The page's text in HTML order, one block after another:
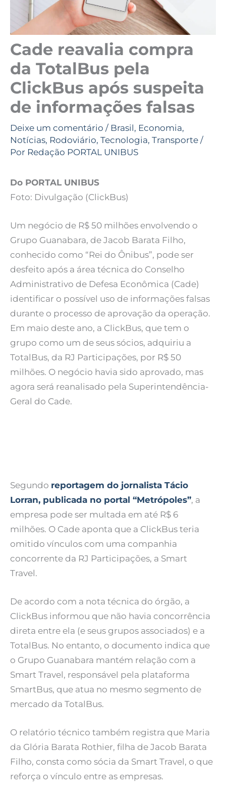
Cade reavalia compra
da TotalBus pela
ClickBus após suspeita
de informações falsas
Deixe um comentário / Brasil, Economia,
Notícias, Rodoviário, Tecnologia, Transporte /
Por Redação PORTAL UNIBUS
Do PORTAL UNIBUS
Foto: Divulgação (ClickBus)
Um negócio de R$ 50 milhões envolvendo o
Grupo Guanabara, de Jacob Barata Filho,
conhecido como “Rei do Ônibus”, pode ser
desfeito após a área técnica do Conselho
Administrativo de Defesa Econômica (Cade)
identificar o possível uso de informações falsas
durante o processo de aprovação da operação.
Em maio deste ano, a ClickBus, que tem o
grupo como um de seus sócios, adquiriu a
TotalBus, da RJ Participações, por R$ 50
milhões. O negócio havia sido aprovado, mas
agora será reanalisado pela Superintendência-
Geral do Cade.
Segundo reportagem do jornalista Tácio
Lorran, publicada no portal “Metrópoles”, a
empresa pode ser multada em até R$ 6
milhões. O Cade aponta que a ClickBus teria
omitido vínculos com uma companhia
concorrente da RJ Participações, a Smart
Travel.
De acordo com a nota técnica do órgão, a
ClickBus informou que não havia concorrência
direta entre ela (e seus grupos associados) e a
TotalBus. No entanto, o documento indica que
o Grupo Guanabara mantém relação com a
Smart Travel, responsável pela plataforma
SmartBus, que atua no mesmo segmento de
mercado da TotalBus.
O relatório técnico também registra que Maria
da Glória Barata Rothier, filha de Jacob Barata
Filho, consta como sócia da Smart Travel, o que
reforça o vínculo entre as empresas.